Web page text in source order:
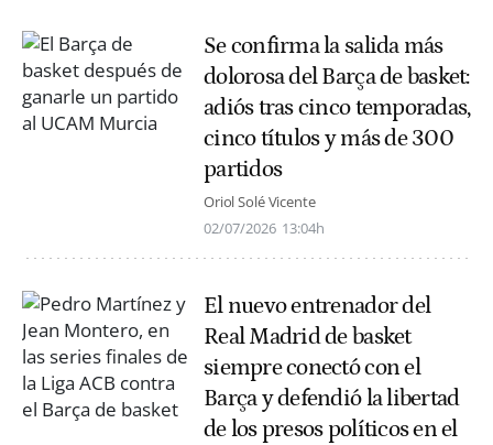
Se confirma la salida más
dolorosa del Barça de basket:
adiós tras cinco temporadas,
cinco títulos y más de 300
partidos
Oriol Solé Vicente
02/07/2026 13:04h
El nuevo entrenador del
Real Madrid de basket
siempre conectó con el
Barça y defendió la libertad
de los presos políticos en el